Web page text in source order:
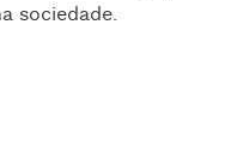
sociedade.